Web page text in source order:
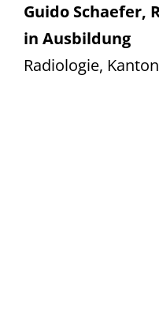
Guido Schaefer,
in Ausbildung
Radiologie,